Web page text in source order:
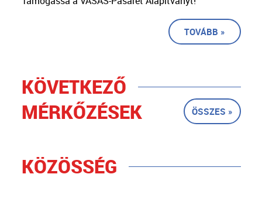
TOVÁBB »
KÖVETKEZŐ
MÉRKŐZÉSEK
ÖSSZES »
KÖZÖSSÉG